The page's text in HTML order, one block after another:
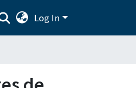
Log In